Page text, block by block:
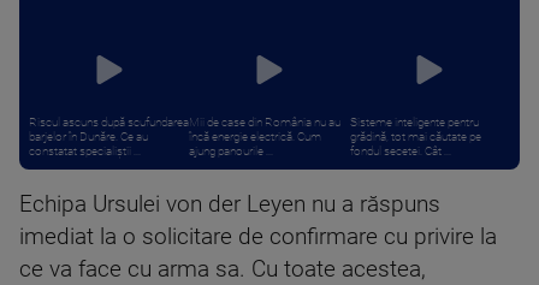
Riscul ascuns după scufundarea
barjelor în Dunăre. Ce au
constatat specialiștii ...
Mii de case din România nu au
încă energie electrică. Cum
ajung panourile ...
Sisteme inteligente pentru
grădină, tot mai căutate pe
fondul secetei. Cât ...
Echipa Ursulei von der Leyen nu a răspuns
imediat la o solicitare de confirmare cu privire la
ce va face cu arma sa. Cu toate acestea,